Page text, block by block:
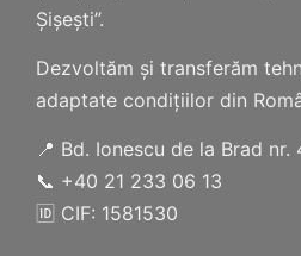
Șișești”.
Dezvoltăm și transferăm
adaptate condițiilor din
📍 Bd. Ionescu de la Brad nr.
📞 +40 21 233 06 13
🆔 CIF: 1581530